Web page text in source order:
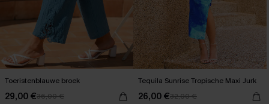
Toeristenblauwe broek
29,00 €36,00 €
Tequila Sunrise Tropische Maxi Jurk
26,00 €32,00 €